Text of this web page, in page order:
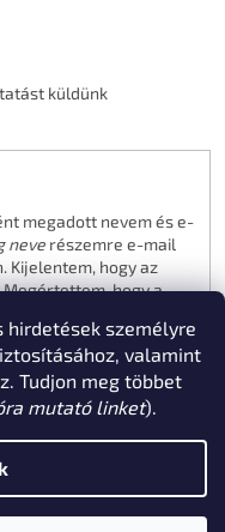
hirdetések személyre
valamint
Tudjon meg többet
mutató linket).
küldünk
megadott nevem és e-
neverészemre e-mail
Kijelentem, hogy az
hogy a